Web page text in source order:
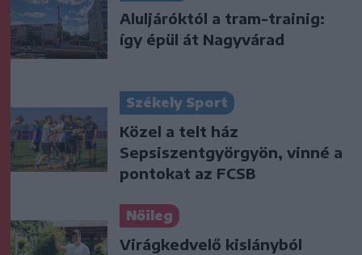
Aluljáróktól a tram-trainig:
így épül át Nagyvárad
Székely Sport
Közel a telt ház
Sepsiszentgyörgyön, vinné a
pontokat az FCSB
Nőileg
Virágkedvelő kislányból